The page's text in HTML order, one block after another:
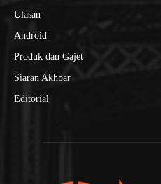
Ulasan
Android
Produk dan Gajet
Siaran Akhbar
Editorial